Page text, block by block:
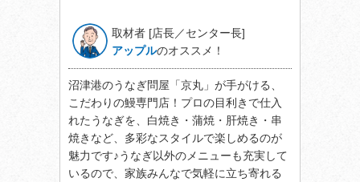
取材者 [店長／センター長]
アップルのオススメ！
沼津港のうなぎ問屋「京丸」が手がける、
こだわりの鰻専門店！プロの目利きで仕入
れたうなぎを、白焼き・蒲焼・肝焼き・串
焼きなど、多彩なスタイルで楽しめるのが
魅力です♪うなぎ以外のメニューも充実して
いるので、家族みんなで気軽に立ち寄れる